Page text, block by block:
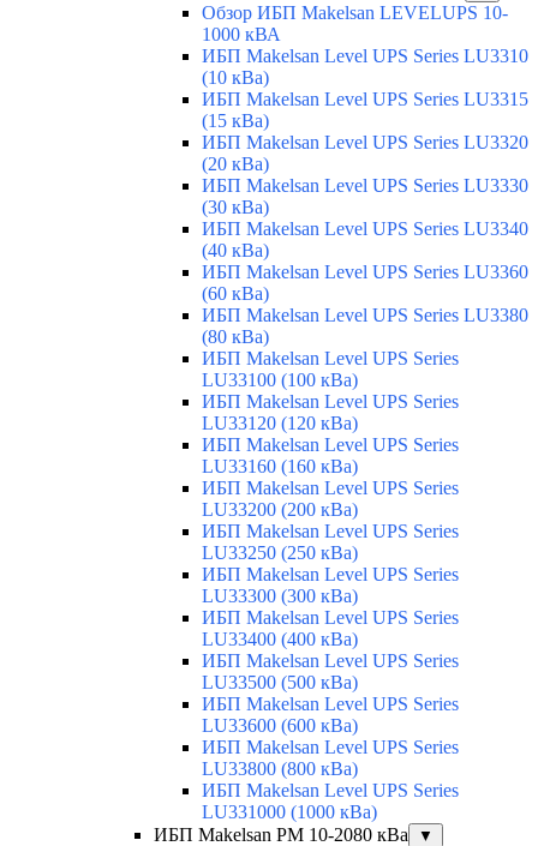
Обзор ИБП Makelsan LEVELUPS 10-
1000 кВА
ИБП Makelsan Level UPS Series LU3310
(10 кВа)
ИБП Makelsan Level UPS Series LU3315
(15 кВа)
ИБП Makelsan Level UPS Series LU3320
(20 кВа)
ИБП Makelsan Level UPS Series LU3330
(30 кВа)
ИБП Makelsan Level UPS Series LU3340
(40 кВа)
ИБП Makelsan Level UPS Series LU3360
(60 кВа)
ИБП Makelsan Level UPS Series LU3380
(80 кВа)
ИБП Makelsan Level UPS Series
LU33100 (100 кВа)
ИБП Makelsan Level UPS Series
LU33120 (120 кВа)
ИБП Makelsan Level UPS Series
LU33160 (160 кВа)
ИБП Makelsan Level UPS Series
LU33200 (200 кВа)
ИБП Makelsan Level UPS Series
LU33250 (250 кВа)
ИБП Makelsan Level UPS Series
LU33300 (300 кВа)
ИБП Makelsan Level UPS Series
LU33400 (400 кВа)
ИБП Makelsan Level UPS Series
LU33500 (500 кВа)
ИБП Makelsan Level UPS Series
LU33600 (600 кВа)
ИБП Makelsan Level UPS Series
LU33800 (800 кВа)
ИБП Makelsan Level UPS Series
LU331000 (1000 кВа)
ИБП Makelsan PM 10-2080 кВа
▼